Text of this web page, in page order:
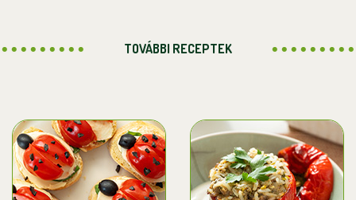
TOVÁBBI RECEPTEK